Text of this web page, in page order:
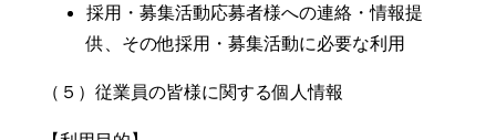
採用・募集活動応募者様への連絡・情報提
供、その他採用・募集活動に必要な利用
（５）従業員の皆様に関する個人情報